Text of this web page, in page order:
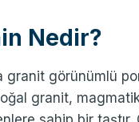
Nedir?
görünümlü
granit,